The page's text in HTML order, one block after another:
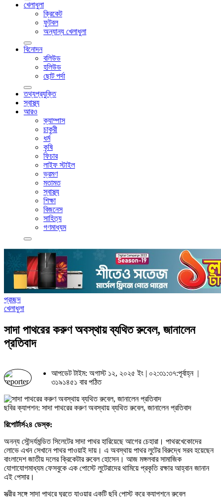
খেলাধুলা
ক্রিকেট
ফুটবল
অন্যান্য খেলাধুলা
বিনোদন
বলিউড
হলিউড
ছোট পর্দা
তথ্যপ্রযুক্তি
স্বাস্থ্য
আরও
ক্যাম্পাস
চাকুরী
ধর্ম
কৃষি
ফিচার
লাইফ স্টাইল
ভ্রমণ
মতামত
স্বাস্থ্য
শিক্ষা
বিজনেস
সাহিত্য
গণমাধ্যম
প্রচ্ছদ
খেলাধুলা
সাদা পাথরের করুণ অবস্থায় ব্যথিত রুবেল, জানালেন
প্রতিবাদ
আপডেট টাইম: অগাস্ট ১২, ২০২৫ ইং | ০২:৩১:৩৭:পূর্বাহ্ন |
৩১৯১৪৫১ বার পঠিত
ছবির ক্যাপশন: সাদা পাথরের করুণ অবস্থায় ব্যথিত রুবেল, জানালেন প্রতিবাদ
রিপোর্টার্স২৪ ডেস্ক:
অনন্য সৌন্দর্যমন্ডিত সিলেটের সাদা পাথর হারিয়েছে আগের চেহারা। পাথরখেকোদের
লোভে এখন সেখানে পাথর পাওয়াই দায়। এ অবস্থায় পাথর লুটের বিরুদ্ধে সরব হয়েছেন
বাংলাদেশ জাতীয় দলের ক্রিকেটার রুবেল হোসেন। আজ মঙ্গলবার সামাজিক
যোগাযোগমাধ্যম ফেসবুকে এক পোস্টে লুটেরাদের থামিয়ে প্রকৃতি রক্ষার আহ্বান জানান
এই পেসার।
স্ত্রীর সঙ্গে সাদা পাথরে ঘুরতে যাওয়ার একটি ছবি পোস্ট করে ক্যাপশনে রুবেল